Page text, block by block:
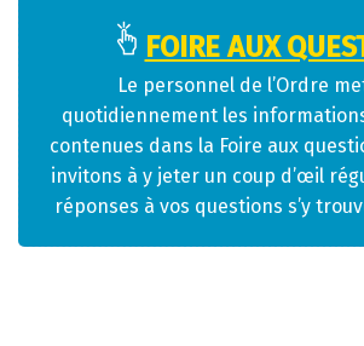
FOIRE AUX
Le personnel de l’Ordre
quotidiennement les
contenues dans la Foire aux
invitons à y jeter un coup d’œil
réponses à vos questions s’y